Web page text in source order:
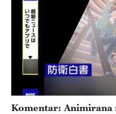
Komentar: Animirana